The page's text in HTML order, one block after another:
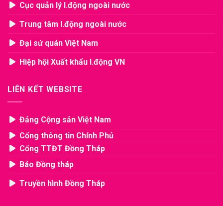
Cục quản lý l.động ngoài nước
Trung tâm l.động ngoài nước
Đại sứ quán Việt Nam
Hiệp hội Xuất khẩu l.động VN
LIÊN KẾT WEBSITE
Đảng Cộng sản Việt Nam
Cổng thông tin Chính Phủ
Cổng TTĐT Đồng Tháp
Báo Đồng tháp
Truyền hình Đồng Tháp